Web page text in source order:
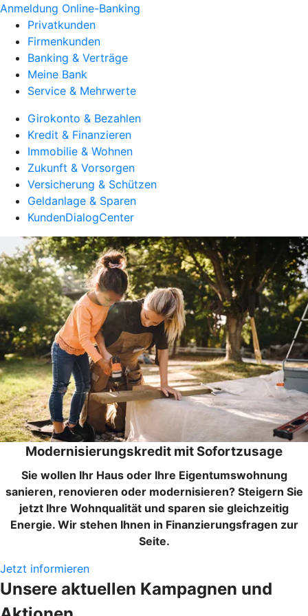
Anmeldung Online-Banking
Privatkunden
Firmenkunden
Banking & Verträge
Meine Bank
Service & Mehrwerte
Girokonto & Bezahlen
Kredit & Finanzieren
Immobilie & Wohnen
Zukunft & Vorsorgen
Versicherung & Schützen
Geldanlage & Sparen
KundenDialogCenter
Modernisierungskredit mit Sofortzusage
Sie wollen Ihr Haus oder Ihre Eigentumswohnung
sanieren, renovieren oder modernisieren? Steigern Sie
jetzt Ihre Wohnqualität und sparen sie gleichzeitig
Energie. Wir stehen Ihnen in Finanzierungsfragen zur
Seite.
Jetzt informieren
Unsere aktuellen Kampagnen und